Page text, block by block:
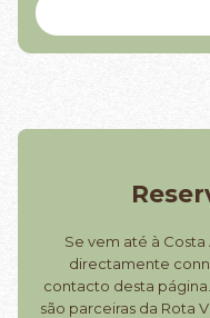
Se vem até à
directamente
contacto desta
são parceiras da Rota